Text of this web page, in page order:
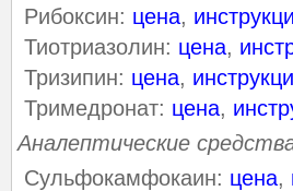
Рибоксин: цена,
Тиотриазолин: цена,
Тризипин: цена,
Тримедронат: цена,
Аналептические
Сульфокамфокаин: цена,